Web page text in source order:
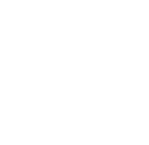
exclusifs pour les détenteurs de BTR